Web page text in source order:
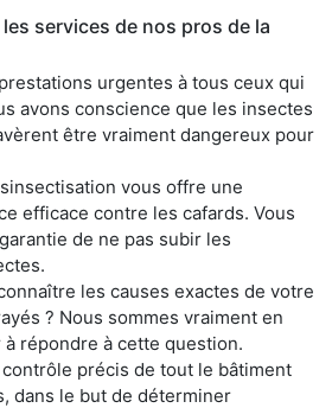
services de nos pros de la
urgentes à tous ceux qui
avons conscience que les insectes
être vraiment dangereux pour
vous offre une
efficace contre les cafards. Vous
de ne pas subir les
les causes exactes de votre
? Nous sommes vraiment en
répondre à cette question.
précis de tout le bâtiment
dans le but de déterminer